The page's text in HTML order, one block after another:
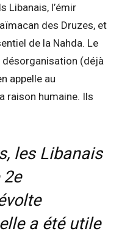
Libanais, l’émir
des Druzes, et
de la Nahda. Le
(déjà
appelle au
raison humaine. Ils
les Libanais
a été utile